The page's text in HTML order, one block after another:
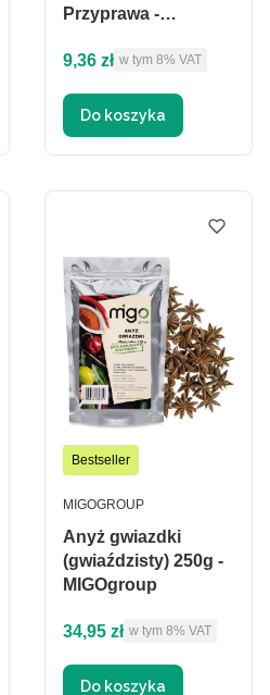
Przyprawa -
Cena brutto
9,36 zł w tym %s VAT
w tym 8% VAT
Do koszyka
Bestseller
Anyż gwiazdki
(gwiaździsty) 250g -
MIGOgroup
PRODUCENT
MIGOGROUP
Cena brutto
34,95 zł w tym %s VAT
w tym 8% VAT
Do koszyka